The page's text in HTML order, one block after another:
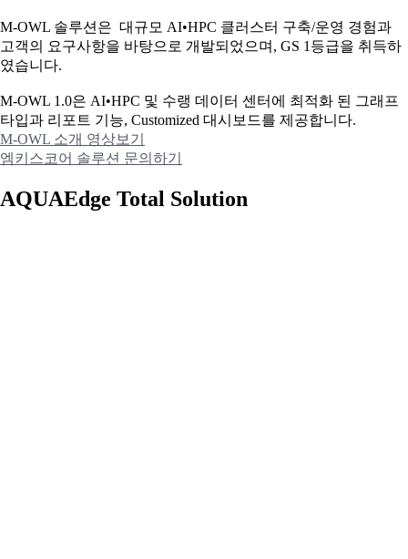
M-OWL 솔루션은 대규모 AI•HPC 클러스터 구축/운영 경험과
고객의 요구사항을 바탕으로 개발되었으며, GS 1등급을 취득하
였습니다.
M-OWL 1.0은 AI•HPC 및 수랭 데이터 센터에 최적화 된 그래프
타입과 리포트 기능, Customized 대시보드를 제공합니다.
M-OWL 소개 영상보기
엠키스코어 솔루션 문의하기
AQUAEdge Total Solution